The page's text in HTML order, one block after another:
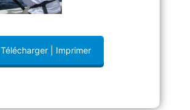
Télécharger | Imprimer